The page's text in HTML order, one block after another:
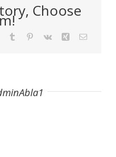
Choose
WhatsApp
Tumblr Pinterest
Vk Xing Email